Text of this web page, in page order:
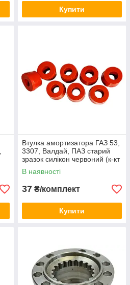
Купити
Втулка амортизатора ГАЗ 53,
3307, Валдай, ПАЗ старий
зразок силікон червоний (к-кт
8 шт)
В наявності
37 ₴/комплект
Купити